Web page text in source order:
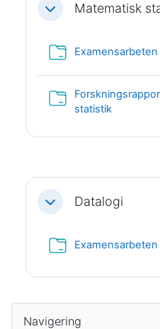
Fäll ihopMatematisk
statistikMapp
Fäll ihopDatalogi
Block
Navigering